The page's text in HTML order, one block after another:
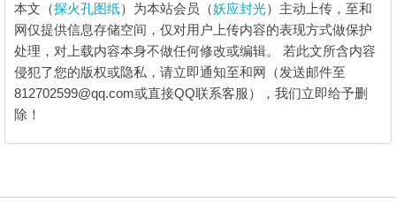
本文（探火孔图纸）为本站会员（妖应封光）主动上传，至和
网仅提供信息存储空间，仅对用户上传内容的表现方式做保护
处理，对上载内容本身不做任何修改或编辑。 若此文所含内容
侵犯了您的版权或隐私，请立即通知至和网（发送邮件至
812702599@qq.com或直接QQ联系客服），我们立即给予删
除！